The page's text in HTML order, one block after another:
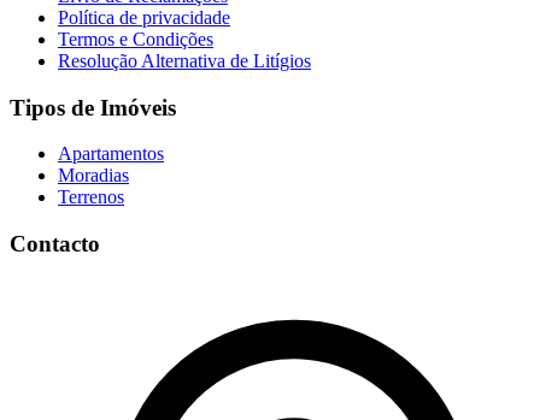
Política de privacidade
Termos e Condições
Resolução Alternativa de Litígios
Tipos de Imóveis
Apartamentos
Moradias
Terrenos
Contacto